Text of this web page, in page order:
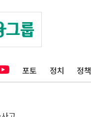
포토 정치 정